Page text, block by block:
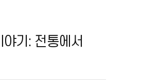
기: 전통에서